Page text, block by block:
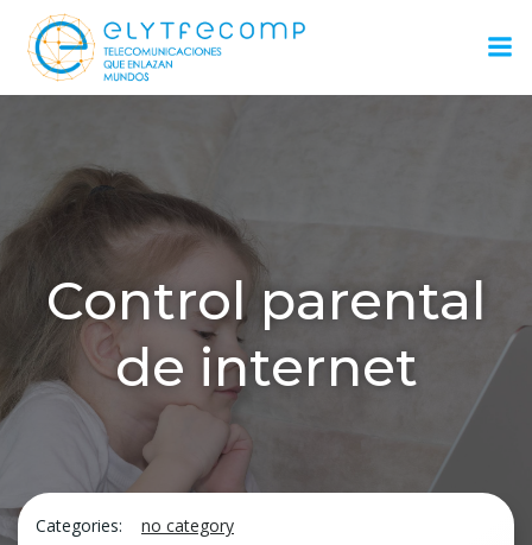
al
Control parental
de internet
Categories:
no category